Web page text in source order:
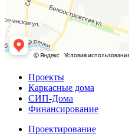
Проекты
Каркасные дома
СИП-Дома
Финансирование
Проектирование